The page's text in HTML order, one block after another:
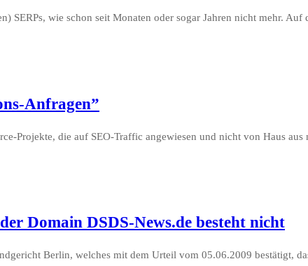
SERPs, wie schon seit Monaten oder sogar Jahren nicht mehr. Auf
Anfragen”
Projekte, die auf SEO-Traffic angewiesen und nicht von Haus
Domain DSDS-News.de besteht nicht
Berlin, welches mit dem Urteil vom 05.06.2009 bestätigt,